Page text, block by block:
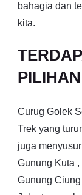
bahagia dan
kita.
Curug Golek
Trek yang
juga
Gunung Kuta
Gunung